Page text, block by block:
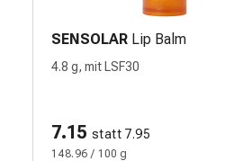
SENSOLAR Lip Balm
4.8 g, mit LSF30
7.15 statt 7.95
148.96 / 100 g